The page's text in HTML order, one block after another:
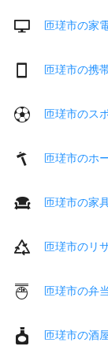
匝瑳市の家
匝瑳市の携
匝瑳市のス
匝瑳市のホ
匝瑳市の家
匝瑳市のリ
匝瑳市の弁当
匝瑳市の酒